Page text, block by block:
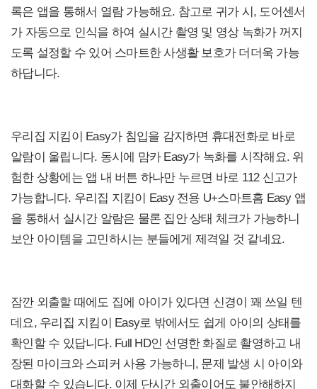
록은 앱을 통해서 열람 가능해요. 참고로 귀가 시, 도어센서
가 자동으로 인식을 하여 실시간 촬영 및 영상 녹화가 꺼지
도록 설정할 수 있어 스마트한 사생활 보호가 더더욱 가능
하답니다.
우리집 지킴이 Easy가 침입을 감지하면 휴대전화로 바로
알람이 울립니다. 동시에 맘카 Easy가 녹화를 시작해요. 위
험한 상황에는 앱 내 버튼 하나만 누르면 바로 112 신고가
가능합니다. 우리집 지킴이 Easy 전용 U+스마트홈 Easy 앱
을 통해서 실시간 알람은 물론 집안 상태 체크가 가능하니
보안 아이템을 고민하시는 분들에게 제격일 것 같네요.
잠깐 외출할 때에도 집에 아이가 있다면 신경이 꽤 쓰일 텐
데요, 우리집 지킴이 Easy로 밖에서도 쉽게 아이의 상태를
확인할 수 있답니다. Full HD인 선명한 화질로 촬영하고 내
장된 마이크와 스피커 사용 가능하니, 문제 발생 시 아이와
대화할 수 있습니다. 이제 단시간 외출이어도 불안해하지